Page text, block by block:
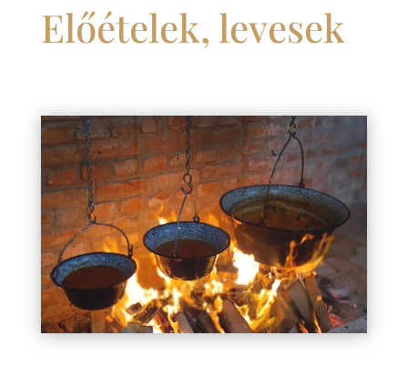
Előételek, levesek